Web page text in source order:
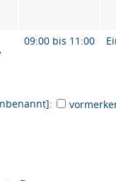
09:00 bis 11:00